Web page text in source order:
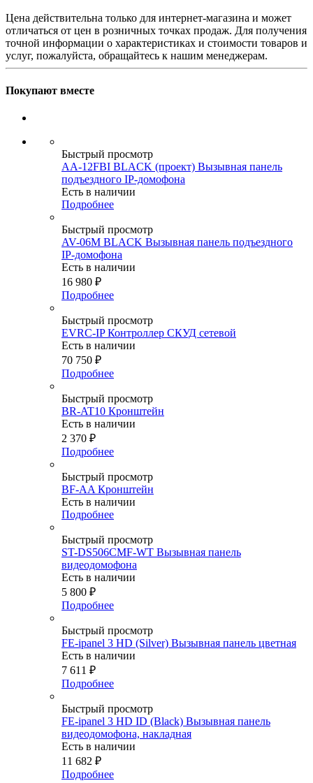
Цена действительна только для интернет-магазина и может
отличаться от цен в розничных точках продаж. Для получения
точной информации о характеристиках и стоимости товаров и
услуг, пожалуйста, обращайтесь к нашим менеджерам.
Покупают вместе
Быстрый просмотр
AA-12FBI BLACK (проект) Вызывная панель
подъездного IP-домофона
Есть в наличии
Подробнее
Быстрый просмотр
AV-06M BLACK Вызывная панель подъездного
IP-домофона
Есть в наличии
16 980 ₽
Подробнее
Быстрый просмотр
EVRC-IP Контроллер СКУД сетевой
Есть в наличии
70 750 ₽
Подробнее
Быстрый просмотр
BR-AT10 Кронштейн
Есть в наличии
2 370 ₽
Подробнее
Быстрый просмотр
BF-AA Кронштейн
Есть в наличии
Подробнее
Быстрый просмотр
ST-DS506CMF-WT Вызывная панель
видеодомофона
Есть в наличии
5 800 ₽
Подробнее
Быстрый просмотр
FE-ipanel 3 HD (Silver) Вызывная панель цветная
Есть в наличии
7 611 ₽
Подробнее
Быстрый просмотр
FE-ipanel 3 HD ID (Black) Вызывная панель
видеодомофона, накладная
Есть в наличии
11 682 ₽
Подробнее